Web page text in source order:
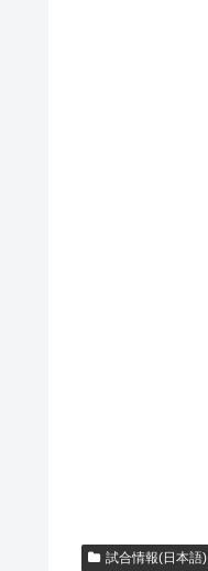
試合情報(日本語)